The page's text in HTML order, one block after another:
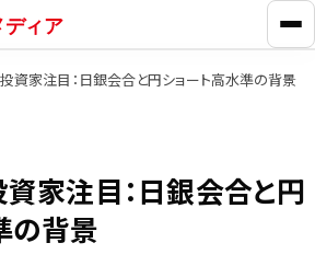
ィア メ
投資家注目：日銀会合と円ショート高水準の背景
資家注目：日銀会合と円
の背景